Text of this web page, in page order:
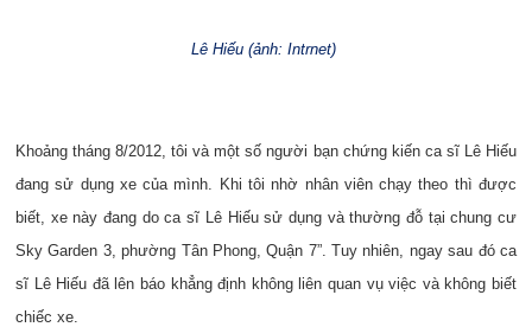
Lê Hiếu (ảnh: Intrnet)
Khoảng tháng 8/2012, tôi và một số người bạn chứng kiến ca sĩ Lê Hiếu
đang sử dụng xe của mình. Khi tôi nhờ nhân viên chạy theo thì được
biết, xe này đang do ca sĩ Lê Hiếu sử dụng và thường đỗ tại chung cư
Sky Garden 3, phường Tân Phong, Quận 7”. Tuy nhiên, ngay sau đó ca
sĩ Lê Hiếu đã lên báo khẳng định không liên quan vụ việc và không biết
chiếc xe.